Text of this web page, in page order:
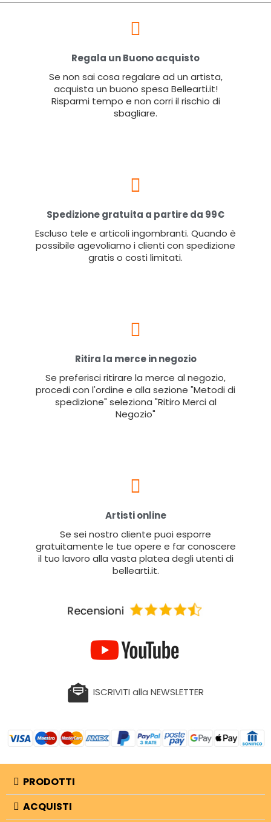
Regala un Buono acquisto
Se non sai cosa regalare ad un artista,
acquista un buono spesa Bellearti.it!
Risparmi tempo e non corri il rischio di
sbagliare.
Spedizione gratuita a partire da 99€
Escluso tele e articoli ingombranti. Quando è
possibile agevoliamo i clienti con spedizione
gratis o costi limitati.
Ritira la merce in negozio
Se preferisci ritirare la merce al negozio,
procedi con l'ordine e alla sezione "Metodi di
spedizione" seleziona "Ritiro Merci al
Negozio"
Artisti online
Se sei nostro cliente puoi esporre
gratuitamente le tue opere e far conoscere
il tuo lavoro alla vasta platea degli utenti di
bellearti.it.
ISCRIVITI alla NEWSLETTER
PRODOTTI
ACQUISTI